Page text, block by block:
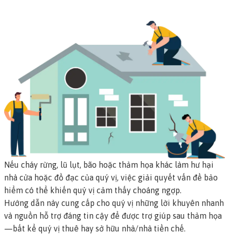
Nếu cháy rừng, lũ lụt, bão hoặc thảm họa khác làm hư hại
nhà cửa hoặc đồ đạc của quý vị, việc giải quyết vấn đề bảo
hiểm có thể khiến quý vị cảm thấy choáng ngợp.
Hướng dẫn này cung cấp cho quý vị những lời khuyên nhanh
và nguồn hỗ trợ đáng tin cậy để được trợ giúp sau thảm họa
—bất kể quý vị thuê hay sở hữu nhà/nhà tiền chế.